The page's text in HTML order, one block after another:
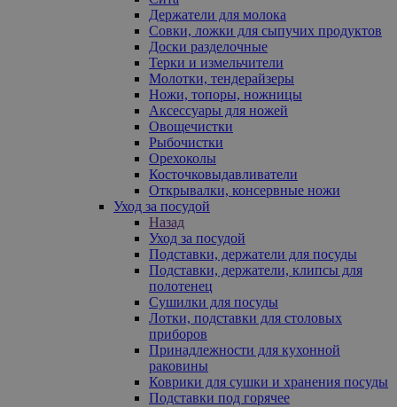
Держатели для молока
Совки, ложки для сыпучих продуктов
Доски разделочные
Терки и измельчители
Молотки, тендерайзеры
Ножи, топоры, ножницы
Аксессуары для ножей
Овощечистки
Рыбочистки
Орехоколы
Косточковыдавливатели
Открывалки, консервные ножи
Уход за посудой
Назад
Уход за посудой
Подставки, держатели для посуды
Подставки, держатели, клипсы для
полотенец
Сушилки для посуды
Лотки, подставки для столовых
приборов
Принадлежности для кухонной
раковины
Коврики для сушки и хранения посуды
Подставки под горячее